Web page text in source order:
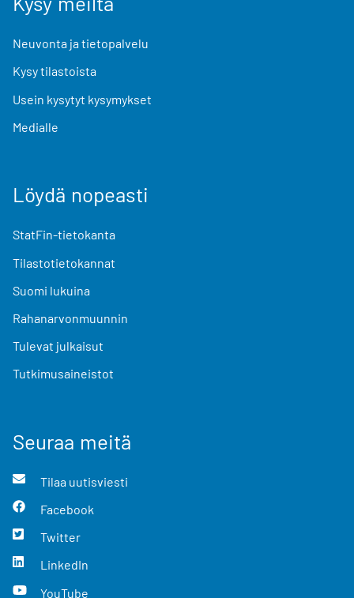
Neuvonta ja tietopalvelu
Kysy tilastoista
Usein kysytyt kysymykset
Medialle
Löydä nopeasti
StatFin-tietokanta
Tilastotietokannat
Suomi lukuina
Rahanarvonmuunnin
Tulevat julkaisut
Tutkimusaineistot
Seuraa meitä
Tilaa uutisviesti
Facebook
Twitter
LinkedIn
YouTube